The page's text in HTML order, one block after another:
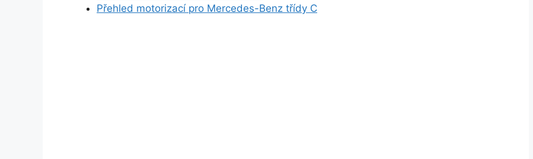
Přehled motorizací pro Mercedes-Benz třídy C